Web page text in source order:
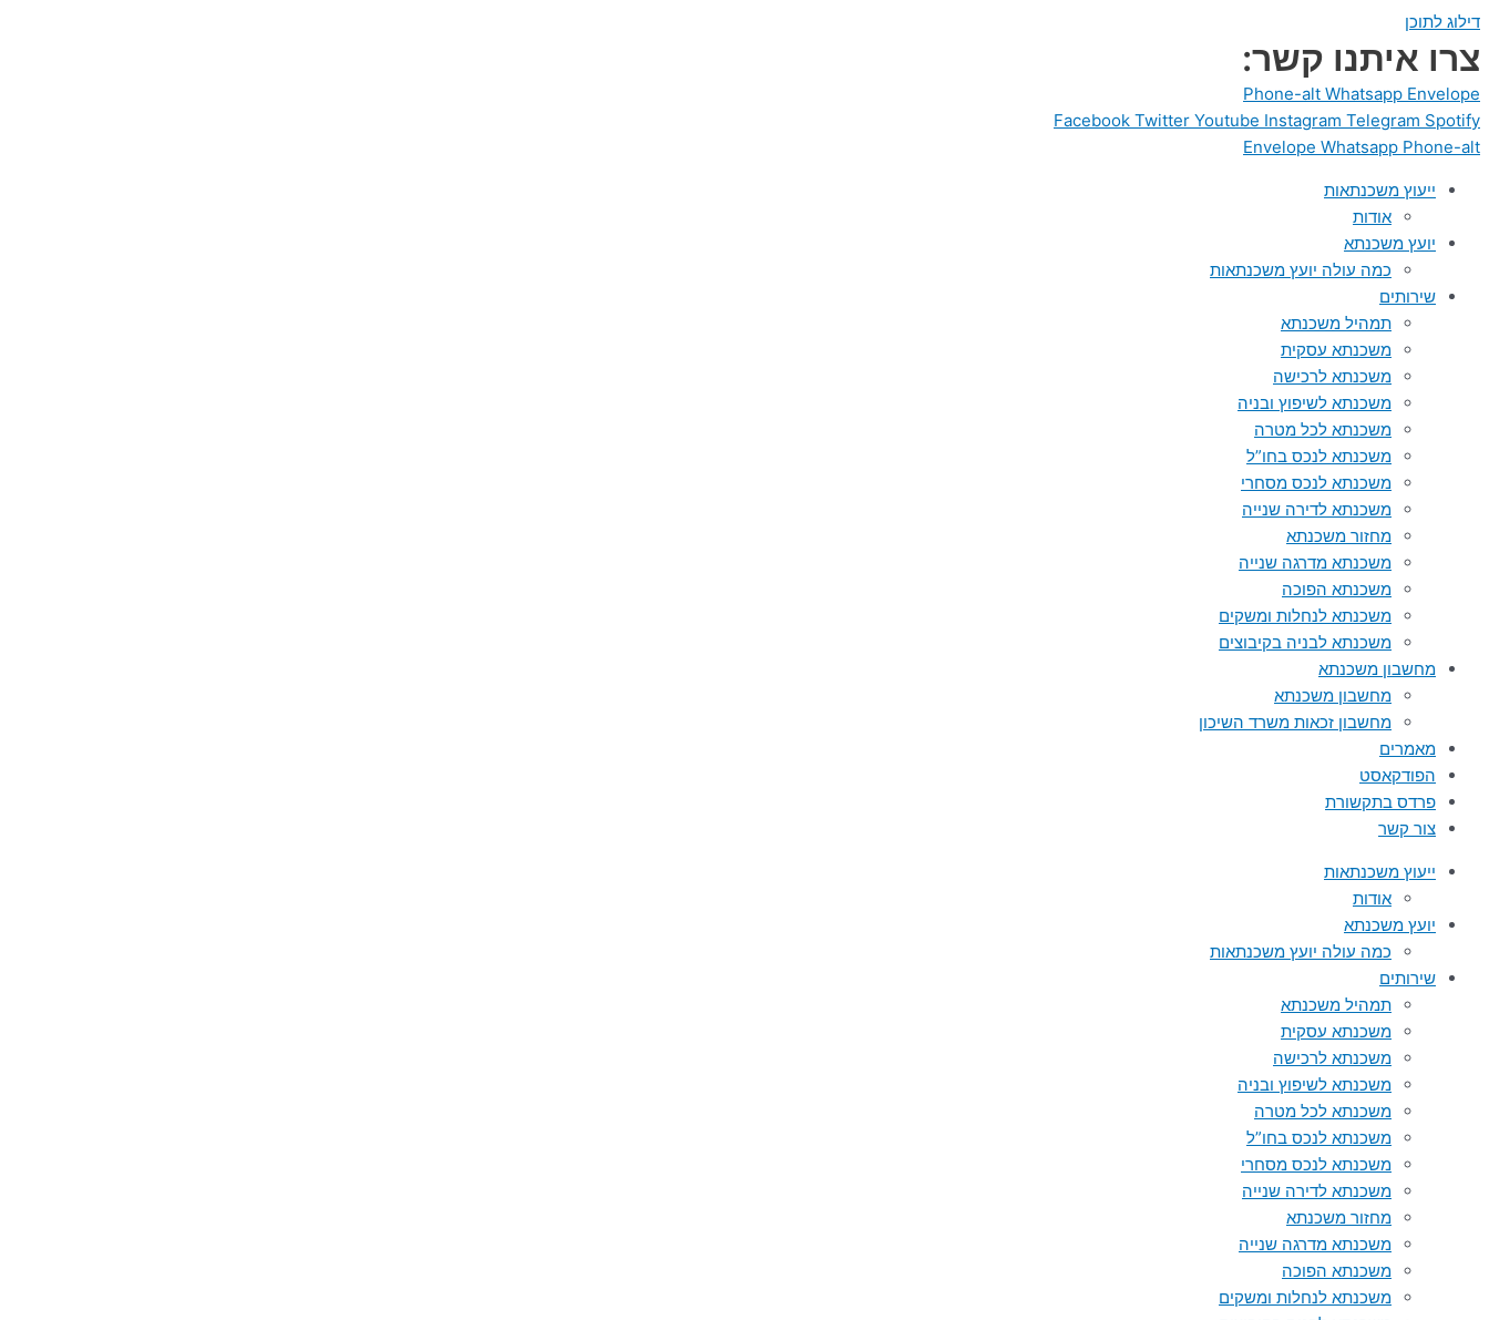
דילוג לתוכן
צרו איתנו קשר:
Phone-alt Whatsapp Envelope
Facebook Twitter Youtube Instagram Telegram Spotify
Envelope Whatsapp Phone-alt
ייעוץ משכנתאות
אודות
יועץ משכנתא
כמה עולה יועץ משכנתאות
שירותים
תמהיל משכנתא
משכנתא עסקית
משכנתא לרכישה
משכנתא לשיפוץ ובניה
משכנתא לכל מטרה
משכנתא לנכס בחו”ל
משכנתא לנכס מסחרי
משכנתא לדירה שנייה
מחזור משכנתא
משכנתא מדרגה שנייה
משכנתא הפוכה
משכנתא לנחלות ומשקים
משכנתא לבניה בקיבוצים
מחשבון משכנתא
מחשבון משכנתא
מחשבון זכאות משרד השיכון
מאמרים
הפודקאסט
פרדס בתקשורת
צור קשר
ייעוץ משכנתאות
אודות
יועץ משכנתא
כמה עולה יועץ משכנתאות
שירותים
תמהיל משכנתא
משכנתא עסקית
משכנתא לרכישה
משכנתא לשיפוץ ובניה
משכנתא לכל מטרה
משכנתא לנכס בחו”ל
משכנתא לנכס מסחרי
משכנתא לדירה שנייה
מחזור משכנתא
משכנתא מדרגה שנייה
משכנתא הפוכה
משכנתא לנחלות ומשקים